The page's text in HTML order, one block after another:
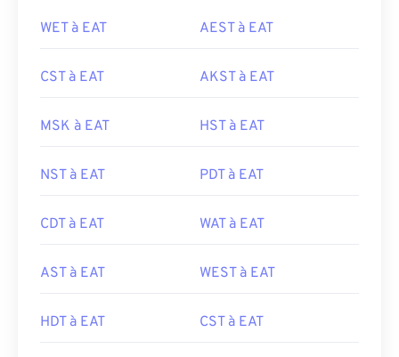
WET à EAT AEST à EAT
CST à EAT AKST à EAT
MSK à EAT HST à EAT
NST à EAT PDT à EAT
CDT à EAT WAT à EAT
AST à EAT WEST à EAT
HDT à EAT CST à EAT